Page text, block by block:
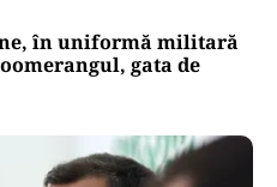
în uniformă militară
gata de